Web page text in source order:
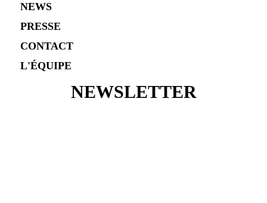
NEWS
PRESSE
CONTACT
L'ÉQUIPE
NEWSLETTER